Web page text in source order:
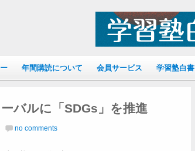
年間購読について 会員サービス 学習塾白書
バルに「SDGs」を推進
no comments